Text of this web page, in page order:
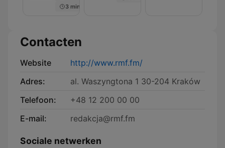
3 min
Contacten
Website
http://www.rmf.fm/
Adres:
al. Waszyngtona 1 30-204 Kraków
Telefoon:
+48 12 200 00 00
E-mail:
redakcja@rmf.fm
Sociale netwerken